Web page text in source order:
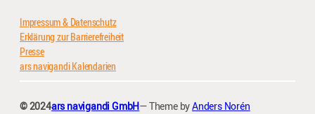
Impressum & Datenschutz
Erklärung zur Barrierefreiheit
Presse
ars navigandi Kalendarien
© 2024ars navigandi GmbH— Theme byAnders Norén